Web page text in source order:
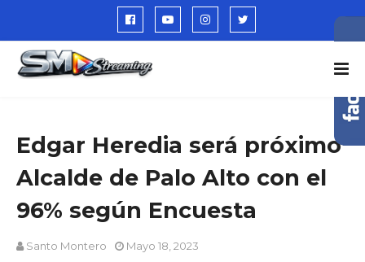
Edgar Heredia será próximo
Alcalde de Palo Alto con el
96% según Encuesta
Santo Montero Mayo 18, 2023